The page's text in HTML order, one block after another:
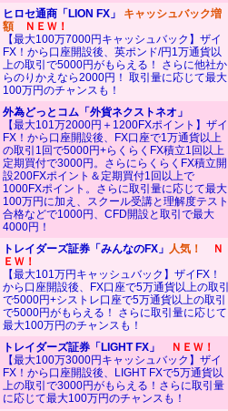
ヒロセ通商「LION FX」 キャッシュバック増
額ＮＥＷ！
【最大100万7000円キャッシュバック】ザイ
FX！から口座開設後、英ポンド/円1万通貨以
上の取引で5000円がもらえる！ さらに他社か
らのりかえなら2000円！ 取引量に応じて最大
100万円のチャンスも！
外為どっとコム「外貨ネクストネオ」
【最大101万2000円＋1200FXポイント】ザイ
FX！から口座開設後、FX口座で1万通貨以上
の取引1回で5000円+らくらくFX積立1回以上
定期買付で3000円。さらにらくらくFX積立開
設200FXポイント＆定期買付1回以上で
1000FXポイント。さらに取引量に応じて最大
100万円に加え、スクール受講と理解度テスト
合格などで1000円、CFD開設と取引で最大
4000円！
トレイダーズ証券「みんなのFX」 人気！
Ｎ
ＥＷ！
【最大101万円キャッシュバック】ザイFX！
から口座開設後、FX口座で5万通貨以上の取引
で5000円+シストレ口座で5万通貨以上の取引
で5000円がもらえる！ さらに取引量に応じて
最大100万円のチャンスも！
トレイダーズ証券「LIGHT FX」
ＮＥＷ！
【最大100万3000円キャッシュバック】ザイ
FX！から口座開設後、LIGHT FXで5万通貨以
上の取引で3000円がもらえる！さらに取引量
に応じて最大100万円のチャンスも！